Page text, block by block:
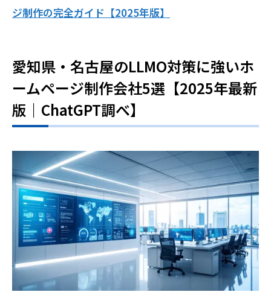
ジ制作の完全ガイド【2025年版】
愛知県・名古屋のLLMO対策に強いホ
ームページ制作会社5選【2025年最新
版｜ChatGPT調べ】